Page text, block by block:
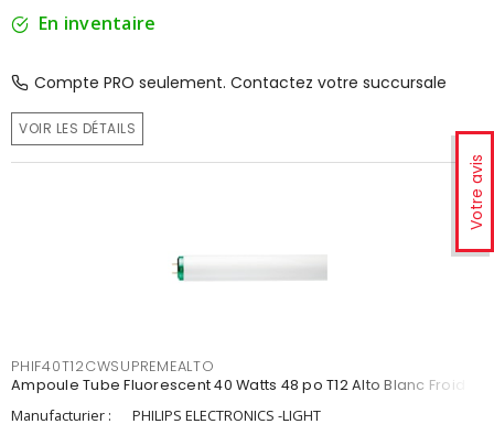
Votre avis
En inventaire
Compte PRO seulement. Contactez votre succursale
VOIR LES DÉTAILS
PHIF40T12CWSUPREMEALTO
Ampoule Tube Fluorescent 40 Watts 48 po T12 Alto Blanc Froid
Manufacturier :
PHILIPS ELECTRONICS -LIGHT